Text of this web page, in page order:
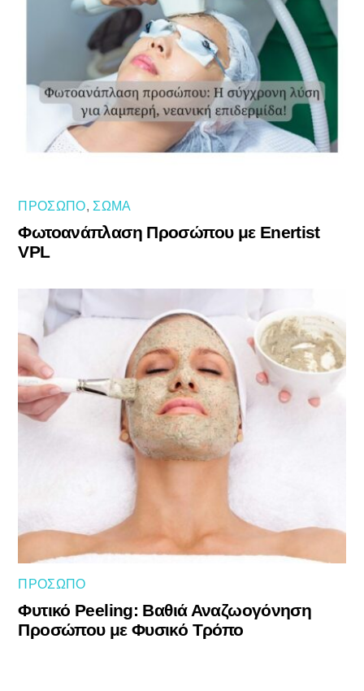
ΠΡΌΣΩΠΟ,ΣΏΜΑ
Φωτοανάπλαση Προσώπου με Enertist
VPL
ΠΡΌΣΩΠΟ
Φυτικό Peeling: Βαθιά Αναζωογόνηση
Προσώπου με Φυσικό Τρόπο